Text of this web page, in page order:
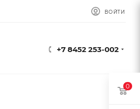
ВОЙТИ
+7 8452 253-002
0